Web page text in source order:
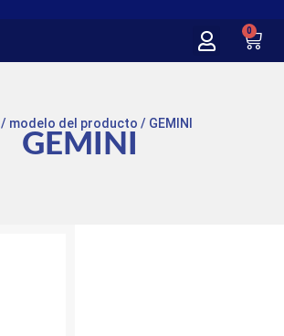
0
/ modelo del producto / GEMINI
GEMINI